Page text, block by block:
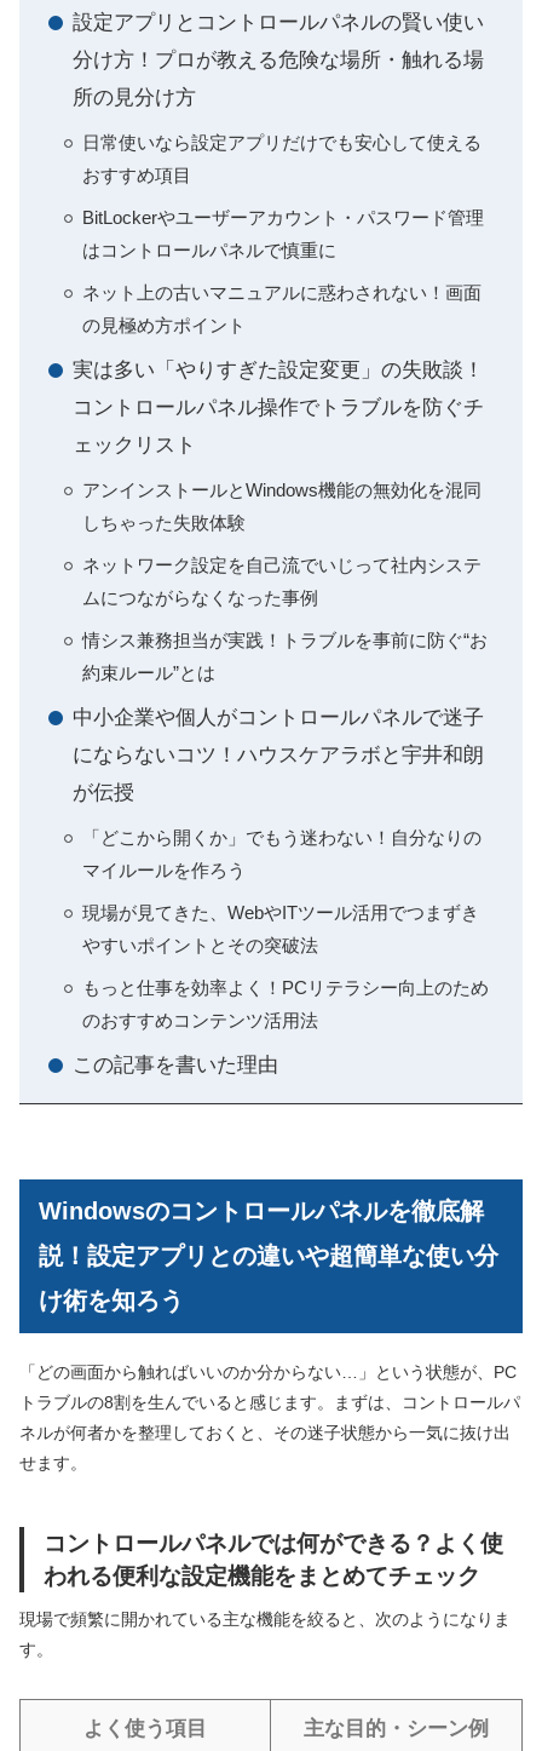
設定アプリとコントロールパネルの賢い使い
分け方！プロが教える危険な場所・触れる場
所の見分け方
日常使いなら設定アプリだけでも安心して使える
おすすめ項目
BitLockerやユーザーアカウント・パスワード管理
はコントロールパネルで慎重に
ネット上の古いマニュアルに惑わされない！画面
の見極め方ポイント
実は多い「やりすぎた設定変更」の失敗談！
コントロールパネル操作でトラブルを防ぐチ
ェックリスト
アンインストールとWindows機能の無効化を混同
しちゃった失敗体験
ネットワーク設定を自己流でいじって社内システ
ムにつながらなくなった事例
情シス兼務担当が実践！トラブルを事前に防ぐ“お
約束ルール”とは
中小企業や個人がコントロールパネルで迷子
にならないコツ！ハウスケアラボと宇井和朗
が伝授
「どこから開くか」でもう迷わない！自分なりの
マイルールを作ろう
現場が見てきた、WebやITツール活用でつまずき
やすいポイントとその突破法
もっと仕事を効率よく！PCリテラシー向上のため
のおすすめコンテンツ活用法
この記事を書いた理由
Windowsのコントロールパネルを徹底解
説！設定アプリとの違いや超簡単な使い分
け術を知ろう
「どの画面から触ればいいのか分からない…」という状態が、PC
トラブルの8割を生んでいると感じます。まずは、コントロールパ
ネルが何者かを整理しておくと、その迷子状態から一気に抜け出
せます。
コントロールパネルでは何ができる？よく使
われる便利な設定機能をまとめてチェック
現場で頻繁に開かれている主な機能を絞ると、次のようになりま
す。
よく使う項目 主な目的・シーン例